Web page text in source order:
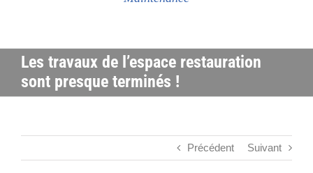
Les travaux de l’espace restauration
sont presque terminés !
Précédent Suivant